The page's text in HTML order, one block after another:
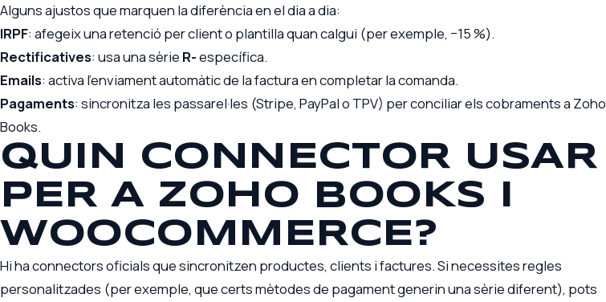
Alguns ajustos que marquen la diferència en el dia a dia:
IRPF: afegeix una retenció per client o plantilla quan calgui (per exemple, −15 %).
Rectificatives: usa una sèrie R-específica.
Emails: activa l’enviament automàtic de la factura en completar la comanda.
Pagaments: sincronitza les passarel·les (Stripe, PayPal o TPV) per conciliar els cobraments a Zoho
Books.
QUIN CONNECTOR USAR
PER A ZOHO BOOKS I
WOOCOMMERCE?
Hi ha connectors oficials que sincronitzen productes, clients i factures. Si necessites regles
personalitzades (per exemple, que certs mètodes de pagament generin una sèrie diferent), pots